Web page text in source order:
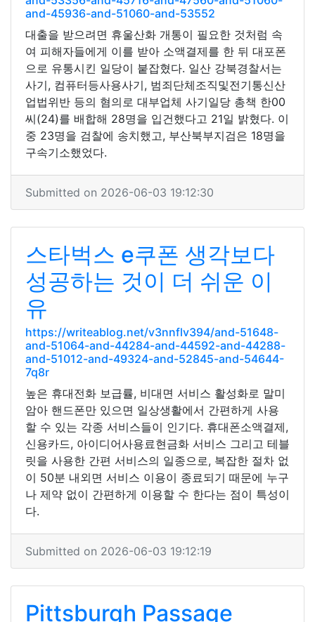
and-45936-and-51060-and-53552
대출을 받으려면 휴울산화 개통이 필요한 것처럼 속
여 피해자들에게 이를 받아 소액결제를 한 뒤 대포폰
으로 유통시킨 일당이 붙잡혔다. 일산 강북경찰서는
사기, 컴퓨터등사용사기, 범죄단체조직및전기통신산
업법위반 등의 혐의로 대부업체 사기일당 총책 한00
씨(24)를 배합해 28명을 입건했다고 21일 밝혔다. 이
중 23명을 검찰에 송치했고, 부산북부지검은 18명을
구속기소했었다.
Submitted on 2026-06-03 19:12:30
스타벅스 e쿠폰 생각보다
성공하는 것이 더 쉬운 이
유
https://writeablog.net/v3nnflv394/and-51648-
and-51064-and-44284-and-44592-and-44288-
and-51012-and-49324-and-52845-and-54644-
7q8r
높은 휴대전화 보급률, 비대면 서비스 활성화로 말미
암아 핸드폰만 있으면 일상생활에서 간편하게 사용
할 수 있는 각종 서비스들이 인기다. 휴대폰소액결제,
신용카드, 아이디어사용료현금화 서비스 그리고 테블
릿을 사용한 간편 서비스의 일종으로, 복잡한 절차 없
이 50분 내외면 서비스 이용이 종료되기 때문에 누구
나 제약 없이 간편하게 이용할 수 한다는 점이 특성이
다.
Submitted on 2026-06-03 19:12:19
Pittsburgh Passage